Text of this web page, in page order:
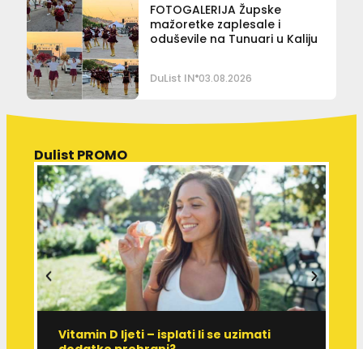
FOTOGALERIJA Župske
mažoretke zaplesale i
oduševile na Tunuari u Kaliju
DuList IN 03.08.2026
Dulist PROMO
Vitamin D ljeti – isplati li se uzimati